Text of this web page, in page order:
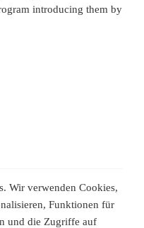
introducing them by
Wir verwenden Cookies,
Funktionen für
und die Zugriffe auf